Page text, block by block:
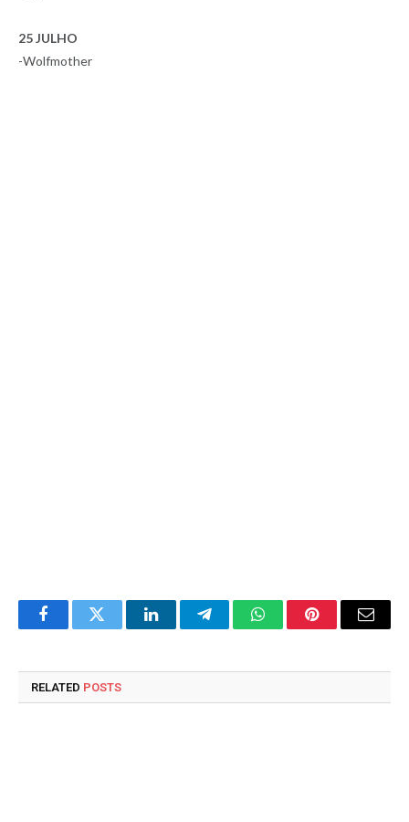
25 JULHO
-Wolfmother
FacebookTwitter LinkedInTelegramWhatsAppPinterestEmail
RELATED POSTS